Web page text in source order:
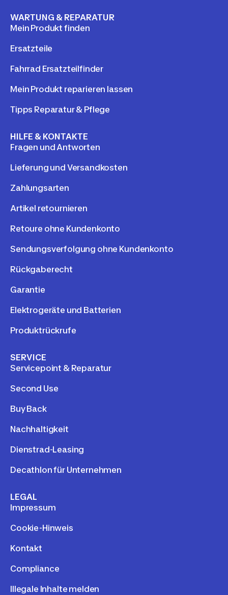
WARTUNG & REPARATUR
Mein Produkt finden
Ersatzteile
Fahrrad Ersatzteilfinder
Mein Produkt reparieren lassen
Tipps Reparatur & Pflege
HILFE & KONTAKTE
Fragen und Antworten
Lieferung und Versandkosten
Zahlungsarten
Artikel retournieren
Retoure ohne Kundenkonto
Sendungsverfolgung ohne Kundenkonto
Rückgaberecht
Garantie
Elektrogeräte und Batterien
Produktrückrufe
SERVICE
Servicepoint & Reparatur
Second Use
Buy Back
Nachhaltigkeit
Dienstrad-Leasing
Decathlon für Unternehmen
LEGAL
Impressum
Cookie-Hinweis
Kontakt
Compliance
Illegale Inhalte melden